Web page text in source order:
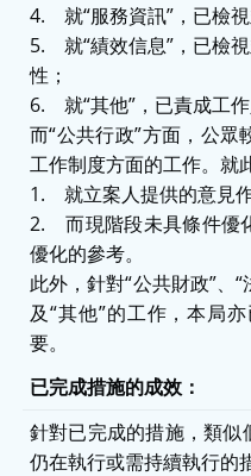
4. 就“服務資訊”，已檢
5. 就“績效信息”，已檢
性；
6. 就“其他”，已責成工作
而“公共行政”方面，公
工作制度方面的工作。就
1. 就立案人提供的意見
2. 而現階段未具條件優
優化的參考。
此外，針對“公共財政”、
及“其他”的工作，本局
要。
已完成措施的成效：
針對已完成的措施，類
仍在執行或需持續執行的